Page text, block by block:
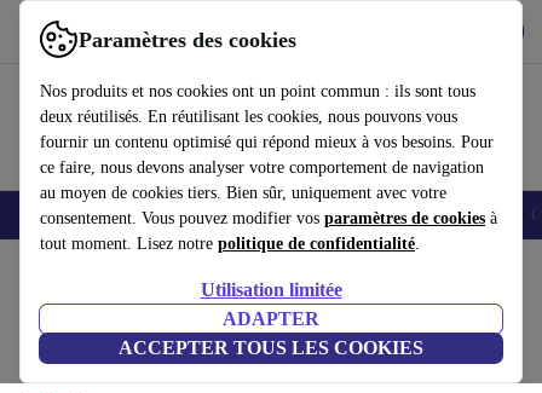
Paramètres des cookies
Nos produits et nos cookies ont un point commun : ils sont tous
deux réutilisés. En réutilisant les cookies, nous pouvons vous
fournir un contenu optimisé qui répond mieux à vos besoins. Pour
ce faire, nous devons analyser votre comportement de navigation
au moyen de cookies tiers. Bien sûr, uniquement avec votre
consentement. Vous pouvez modifier vos paramètres de cookies à
tout moment. Lisez notre politique de confidentialité.
Utilisation limitée
ADAPTER
ACCEPTER TOUS LES COOKIES
Utilisez refurbed rapidement et facilement
Smartphones Laptops Tablettes Montres connectées Accessoires
Logitech M570 Trackball
Noir